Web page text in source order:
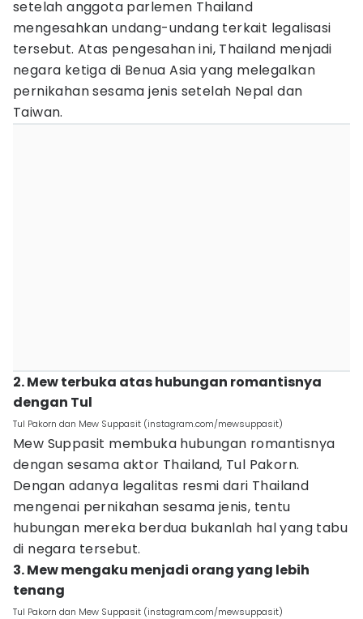
setelah anggota parlemen Thailand
mengesahkan undang-undang terkait legalisasi
tersebut. Atas pengesahan ini, Thailand menjadi
negara ketiga di Benua Asia yang melegalkan
pernikahan sesama jenis setelah Nepal dan
Taiwan.
2. Mew terbuka atas hubungan romantisnya
dengan Tul
Tul Pakorn dan Mew Suppasit (instagram.com/mewsuppasit)
Mew Suppasit membuka hubungan romantisnya
dengan sesama aktor Thailand, Tul Pakorn.
Dengan adanya legalitas resmi dari Thailand
mengenai pernikahan sesama jenis, tentu
hubungan mereka berdua bukanlah hal yang tabu
di negara tersebut.
3. Mew mengaku menjadi orang yang lebih
tenang
Tul Pakorn dan Mew Suppasit (instagram.com/mewsuppasit)